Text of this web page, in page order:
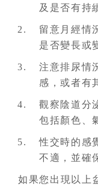
及是否有持
留意月經情
是否變長或
注意排尿情
感，或者有
觀察陰道分
包括顏色、
性交時的感
不適，並確
如果您出現以上